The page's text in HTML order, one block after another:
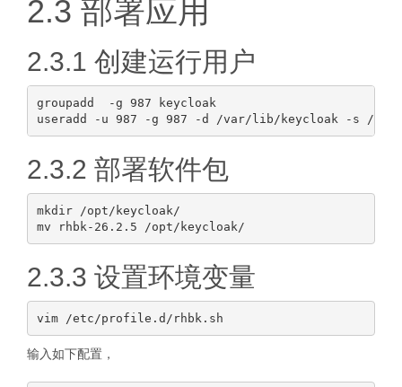
2.3 部署应用
2.3.1 创建运行用户
groupadd  -g 987 keycloak
2.3.2 部署软件包
mkdir /opt/keycloak/
2.3.3 设置环境变量
输入如下配置，